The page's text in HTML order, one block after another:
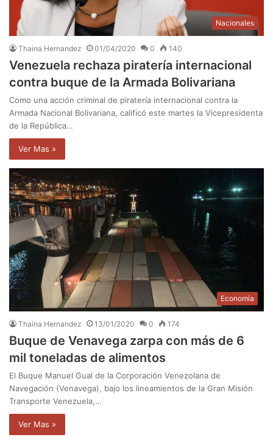
Nacionales
Thaina Hernandez 01/04/2020 0 140
Venezuela rechaza piratería internacional
contra buque de la Armada Bolivariana
Como una acción criminal de piratería internacional contra la
Armada Nacional Bolivariana, calificó este martes la Vicepresidenta
de la República…
Ver Mas »
Economía
Thaina Hernandez 13/01/2020 0 174
Buque de Venavega zarpa con más de 6
mil toneladas de alimentos
El Buque Manuel Gual de la Corporación Venezolana de
Navegación (Venavega), bajo los lineamientos de la Gran Misión
Transporte Venezuela,…
Ver Mas »